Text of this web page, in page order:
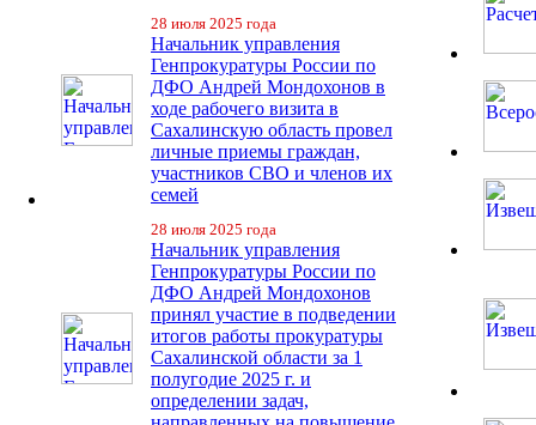
28 июля 2025 года
Начальник управления
Генпрокуратуры России по
ДФО Андрей Мондохонов в
ходе рабочего визита в
Сахалинскую область провел
личные приемы граждан,
участников СВО и членов их
семей
28 июля 2025 года
Начальник управления
Генпрокуратуры России по
ДФО Андрей Мондохонов
принял участие в подведении
итогов работы прокуратуры
Сахалинской области за 1
полугодие 2025 г. и
определении задач,